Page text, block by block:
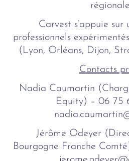
Carvest s’appuie sur
professionnels
(Lyon, Orléans, Dijon,
Contacts
Nadia Caumartin
Equity) – 06 75
Jérôme Odeyer
Bourgogne Franche